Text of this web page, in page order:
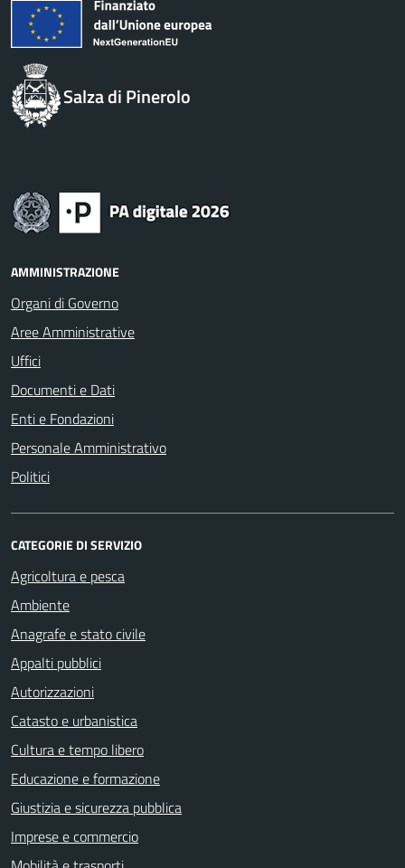
Salza di Pinerolo
AMMINISTRAZIONE
Organi di Governo
Aree Amministrative
Uffici
Documenti e Dati
Enti e Fondazioni
Personale Amministrativo
Politici
CATEGORIE DI SERVIZIO
Agricoltura e pesca
Ambiente
Anagrafe e stato civile
Appalti pubblici
Autorizzazioni
Catasto e urbanistica
Cultura e tempo libero
Educazione e formazione
Giustizia e sicurezza pubblica
Imprese e commercio